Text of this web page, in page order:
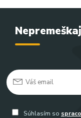
Súhlasím so